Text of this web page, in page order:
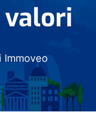
valori
Immoveo